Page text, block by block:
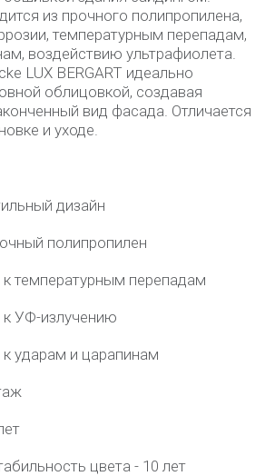
из прочного полипропилена,
температурным перепадам,
воздействию ультрафиолета.
LUX BERGART идеально
облицовкой, создавая
вид фасада. Отличается
и уходе.
дизайн
полипропилен
температурным перепадам
к УФ-излучению
ударам и царапинам
цвета - 10 лет